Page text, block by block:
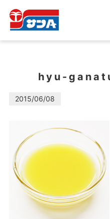
hyu-
2015/06/08